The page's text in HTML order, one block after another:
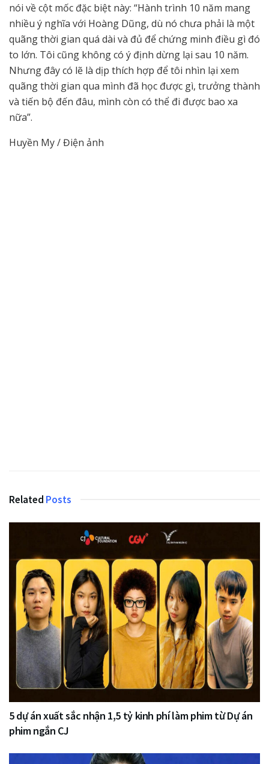
nói về cột mốc đặc biệt này: “Hành trình 10 năm mang
nhiều ý nghĩa với Hoàng Dũng, dù nó chưa phải là một
quãng thời gian quá dài và đủ để chứng minh điều gì đó
to lớn. Tôi cũng không có ý định dừng lại sau 10 năm.
Nhưng đây có lẽ là dịp thích hợp để tôi nhìn lại xem
quãng thời gian qua mình đã học được gì, trưởng thành
và tiến bộ đến đâu, mình còn có thể đi được bao xa
nữa”.
Huyền My / Điện ảnh
Related Posts
5 dự án xuất sắc nhận 1,5 tỷ kinh phí làm phim từ Dự án
phim ngắn CJ